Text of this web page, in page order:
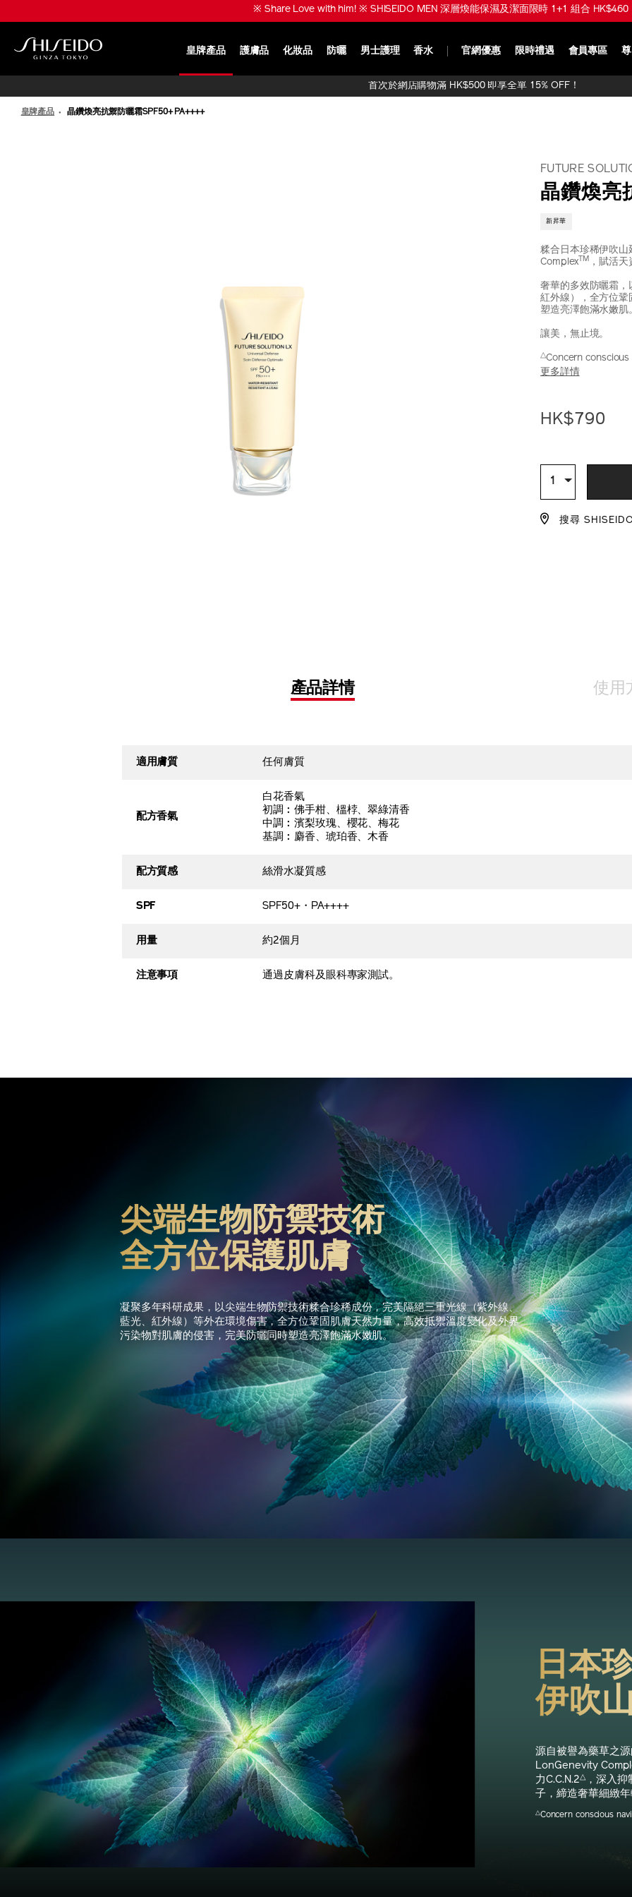
至
※ 升級份量兼享皇牌產品！※ SHISEIDO MEN 煥能肌活免疫再生精華限時 1+1 組合
皇牌產品 護膚品 化妝品 防曬 男士護理 香水 官網優惠 限時禮遇 會員專區
首次於網店購物滿 HK$500 即享全單 15% OFF！
皇牌產品 晶鑽煥亮抗禦防曬霜SPF50+ PA++++
FUTURE
晶鑽煥亮
新昇華
糅合日本珍稀伊吹
Complex TM ，賦活
奢華的多效防曬霜
紅外線），全方位
塑造亮澤飽滿水嫩肌
讓美，無止境。
△Concern conscious
更多詳情
lx-
編
HK$790
TO
CART
數
量
1
搜尋
產品詳情 使用
適用膚質 任何膚質
配方香氣
白花香氣
初調︰佛手柑、榲桲、翠綠清香
中調︰濱梨玫瑰、櫻花、梅花
基調︰麝香、琥珀香、木香
配方質感 絲滑水凝質感
SPF SPF50+・PA++++
用量 約2個月
注意事項 通過皮膚科及眼科專家測試。
尖端生物防禦技術
全方位保護肌膚
凝聚多年科研成果，以尖端生物防禦技術糅合珍稀成份，完美隔絕三重光線（紫外線、
藍光、紅外線）等外在環境傷害，全方位鞏固肌膚天然力量，高效抵禦溫度變化及外界
污染物對肌膚的侵害，完美防曬同時塑造亮澤飽滿水嫩肌。
日本
伊吹
源自被譽為藥草之
LonGenevity
力C.C.N.2△，深入抑
子，締造奢華細緻
△Concern conscious